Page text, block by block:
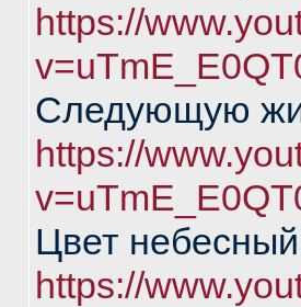
https://
Следующую
https://
Цвет
https://